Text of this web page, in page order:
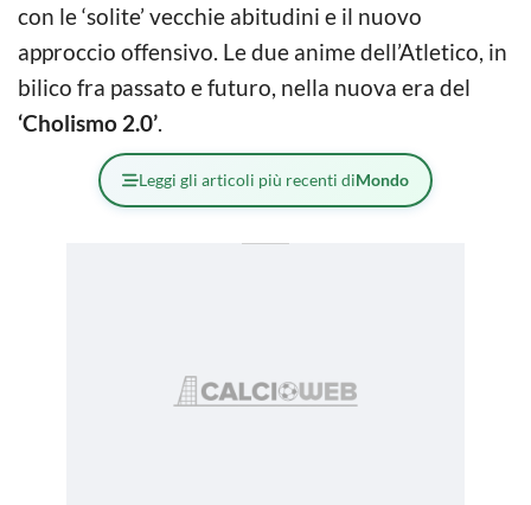
con le ‘solite’ vecchie abitudini e il nuovo
approccio offensivo. Le due anime dell’Atletico, in
bilico fra passato e futuro, nella nuova era del
‘Cholismo 2.0’.
Leggi gli articoli più recenti diMondo